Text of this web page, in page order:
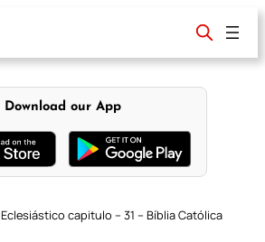
Download our App
Eclesiástico capitulo – 31 – Bíblia Católica